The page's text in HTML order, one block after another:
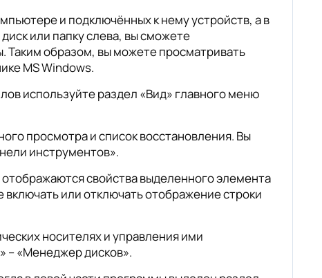
и подключённых к нему устройств, а в
или папку слева, вы сможете
Таким образом, вы можете просматривать
MS Windows.
используйте раздел «Вид» главного меню
просмотра и список восстановления. Вы
инструментов».
свойства выделенного элемента
или отключать отображение строки
носителях и управления ими
– «Менеджер дисков».